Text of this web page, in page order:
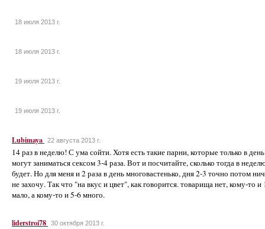
18 июля 2013 г.
18 июля 2013 г.
19 июля 2013 г.
19 июля 2013 г.
Lubimaya 22 августа 2013 г.
14 раз в неделю! С ума сойти. Хотя есть такие парни, которые только в день
могут заниматься сексом 3-4 раза. Вот и посчитайте, сколько тогда в
будет. Но для меня и 2 раза в день многовастенько, дня 2-3 точно потом
не захочу. Так что "на вкус и цвет", как говорится. товарища нет, кому-то и
мало, а кому-то и 5-6 много.
liderstroi78 30 октября 2013 г.